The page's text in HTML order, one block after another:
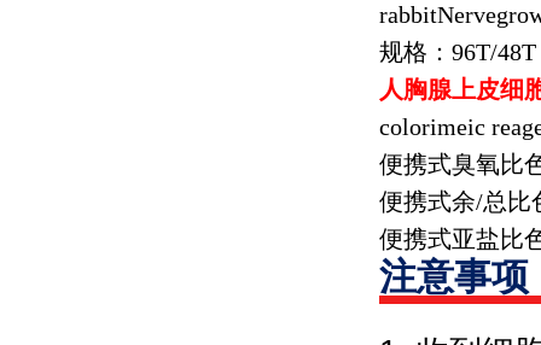
规格： 96T/48T
人胸腺上皮细
colorimeic
便携式臭氧比
便携式余/总比
便携式亚盐比
注意事项